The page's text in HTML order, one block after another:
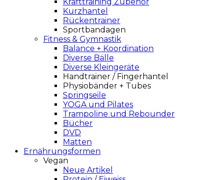
Kurzhantel
Rückentrainer
Sportbandagen
Fitness & Gymnastik
Balance + Koordination
Diverse Bälle
Diverse Kleingeräte
Handtrainer / Fingerhantel
Physiobänder + Tubes
Springseile
YOGA und Pilates
Trampoline und Rebounder
Bücher
DVD
Matten
Ernährungsformen
Vegan
Neue Artikel